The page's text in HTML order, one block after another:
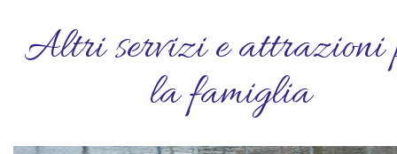
Altri servizi e attrazioni
la famiglia